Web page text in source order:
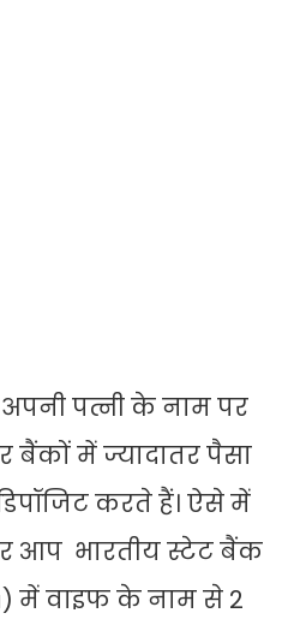
पत्नी के नाम पर
बैंकों में ज्यादातर पैसा
करते हैं। ऐसे में
आप भारतीय स्टेट बैंक
में वाइफ के नाम से 2